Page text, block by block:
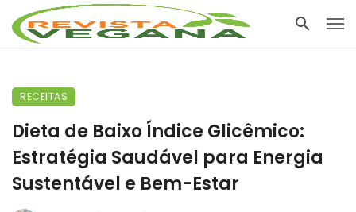
RECEITAS
Dieta de Baixo Índice Glicêmico:
Estratégia Saudável para Energia
Sustentável e Bem-Estar